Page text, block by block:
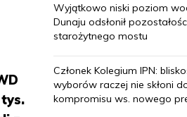
Wyjątkowo niski poziom
Dunaju odsłonił
starożytnego mostu
Członek Kolegium IPN:
wyborów raczej nie skłoni
kompromisu ws. nowego